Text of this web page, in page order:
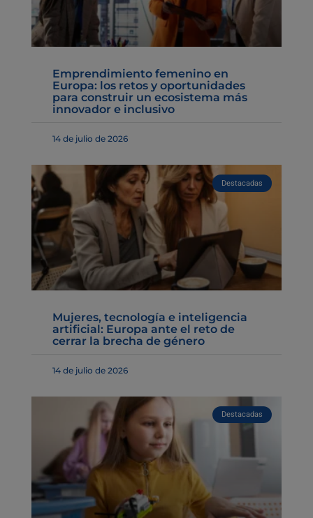
Emprendimiento femenino en
Europa: los retos y oportunidades
para construir un ecosistema más
innovador e inclusivo
14 de julio de 2026
Destacadas
Mujeres, tecnología e inteligencia
artificial: Europa ante el reto de
cerrar la brecha de género
14 de julio de 2026
Destacadas